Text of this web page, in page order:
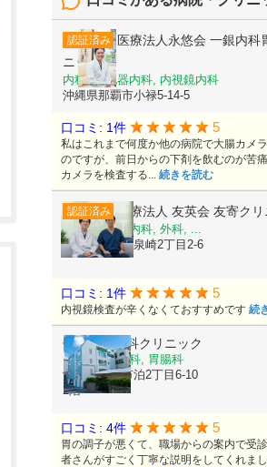
認証済み 医療法人永悠会 一銀内科
ニック
内科, 消化器内科, 内視鏡内科
沖縄県那覇市小禄5-14-5
口コミ: 1件 5
私はこれまで何度か他の病院で大腸カメ
のですが、前日からの下剤を飲むのが苦
カメラを検査する... 続きを読む
認証済み 医療法人 友英会 友寄クリ
内科, 消化器内科, 外科, ...
沖縄県那覇市泉崎2丁目2-6
口コミ: 1件 5
内視鏡検査が辛くなくておすすめです 続
仲地胃腸内科クリニック
内科, 消化器科, 胃腸科
沖縄県那覇市泊2丁目6-10
2階
口コミ: 4件 5
胃の調子が悪くて、職場からの案内で受
者さんがすごく丁寧な説明をしてくれま